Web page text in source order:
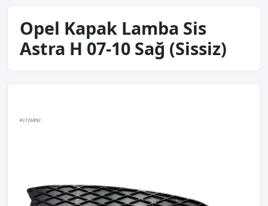
Opel Kapak Lamba Sis
Astra H 07-10 Sağ (Sissiz)